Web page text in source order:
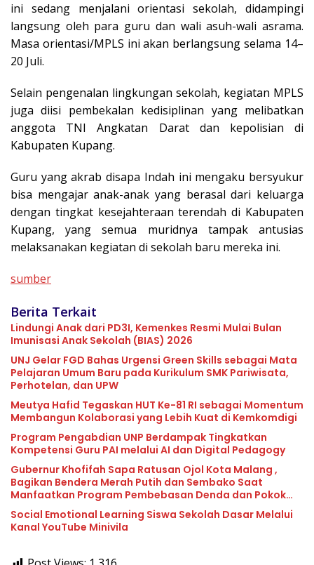
ini sedang menjalani orientasi sekolah, didampingi
langsung oleh para guru dan wali asuh-wali asrama.
Masa orientasi/MPLS ini akan berlangsung selama 14–
20 Juli.
Selain pengenalan lingkungan sekolah, kegiatan MPLS
juga diisi pembekalan kedisiplinan yang melibatkan
anggota TNI Angkatan Darat dan kepolisian di
Kabupaten Kupang.
Guru yang akrab disapa Indah ini mengaku bersyukur
bisa mengajar anak-anak yang berasal dari keluarga
dengan tingkat kesejahteraan terendah di Kabupaten
Kupang, yang semua muridnya tampak antusias
melaksanakan kegiatan di sekolah baru mereka ini.
sumber
Berita Terkait
Lindungi Anak dari PD3I, Kemenkes Resmi Mulai Bulan
Imunisasi Anak Sekolah (BIAS) 2026
UNJ Gelar FGD Bahas Urgensi Green Skills sebagai Mata
Pelajaran Umum Baru pada Kurikulum SMK Pariwisata,
Perhotelan, dan UPW
Meutya Hafid Tegaskan HUT Ke-81 RI sebagai Momentum
Membangun Kolaborasi yang Lebih Kuat di Kemkomdigi
Program Pengabdian UNP Berdampak Tingkatkan
Kompetensi Guru PAI melalui AI dan Digital Pedagogy
Gubernur Khofifah Sapa Ratusan Ojol Kota Malang ,
Bagikan Bendera Merah Putih dan Sembako Saat
Manfaatkan Program Pembebasan Denda dan Pokok
Tunggakan PKB
Social Emotional Learning Siswa Sekolah Dasar Melalui
Kanal YouTube Minivila